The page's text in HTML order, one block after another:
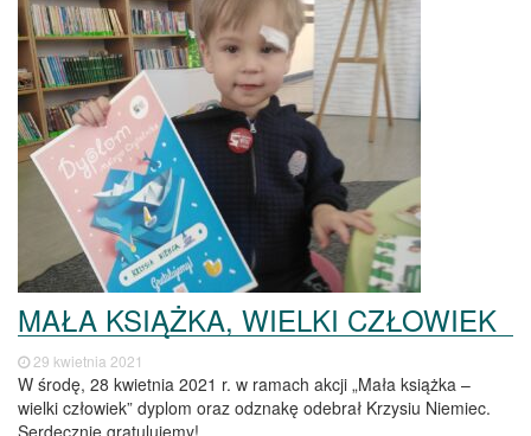
MAŁA KSIĄŻKA, WIELKI CZŁOWIEK
29 kwietnia 2021
W środę, 28 kwietnia 2021 r. w ramach akcji „Mała książka –
wielki człowiek” dyplom oraz odznakę odebrał Krzysiu Niemiec.